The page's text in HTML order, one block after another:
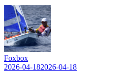
Foxbox
2026-04-182026-04-18